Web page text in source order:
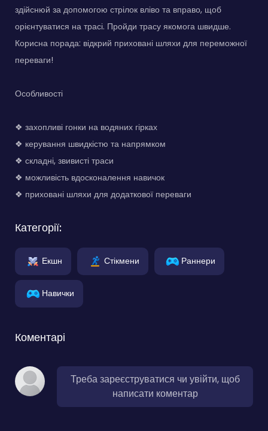
здійснюй за допомогою стрілок вліво та вправо, щоб
орієнтуватися на трасі. Пройди трасу якомога швидше.
Корисна порада: відкрий приховані шляхи для переможної
переваги!
Особливості
❖ захопливі гонки на водяних гірках
❖ керування швидкістю та напрямком
❖ складні, звивисті траси
❖ можливість вдосконалення навичок
❖ приховані шляхи для додаткової переваги
Категорії:
Екшн Стікмени Раннери
Навички
Коментарі
Треба зареєструватися чи увійти, щоб
написати коментар